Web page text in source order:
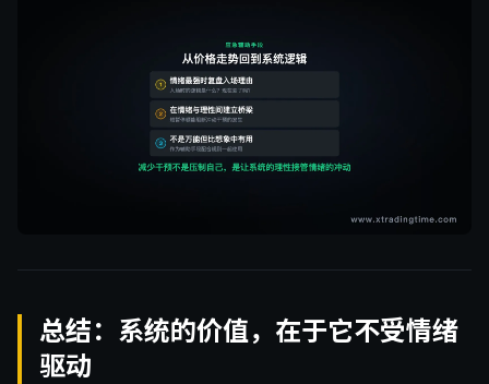
总结：系统的价值，在于它不受情绪
驱动